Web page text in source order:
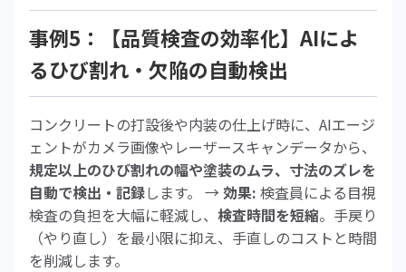
事例5：【品質検査の効率化】AIによ
るひび割れ・欠陥の自動検出
コンクリートの打設後や内装の仕上げ時に、AIエージ
ェントがカメラ画像やレーザースキャンデータから、
規定以上のひび割れの幅や塗装のムラ、寸法のズレを
自動で検出・記録します。 →効果: 検査員による目視
検査の負担を大幅に軽減し、 検査時間を短縮。手戻り
（やり直し）を最小限に抑え、手直しのコストと時間
を削減します。